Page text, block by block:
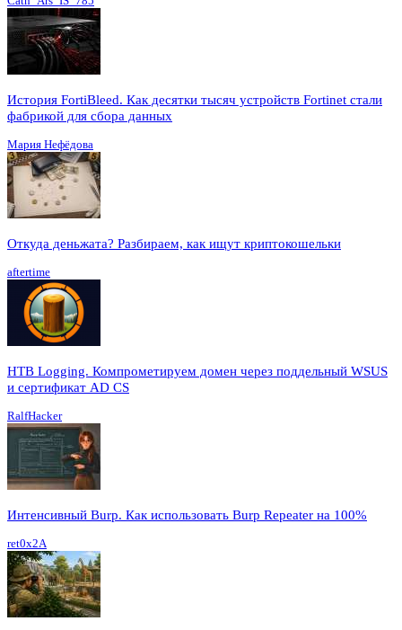
История FortiBleed. Как десятки тысяч устройств Fortinet стали
фабрикой для сбора данных
Мария Нефёдова
Откуда деньжата? Разбираем, как ищут криптокошельки
aftertime
HTB Logging. Компрометируем домен через поддельный WSUS
и сертификат AD CS
RalfHacker
Интенсивный Burp. Как использовать Burp Repeater на 100%
ret0x2A